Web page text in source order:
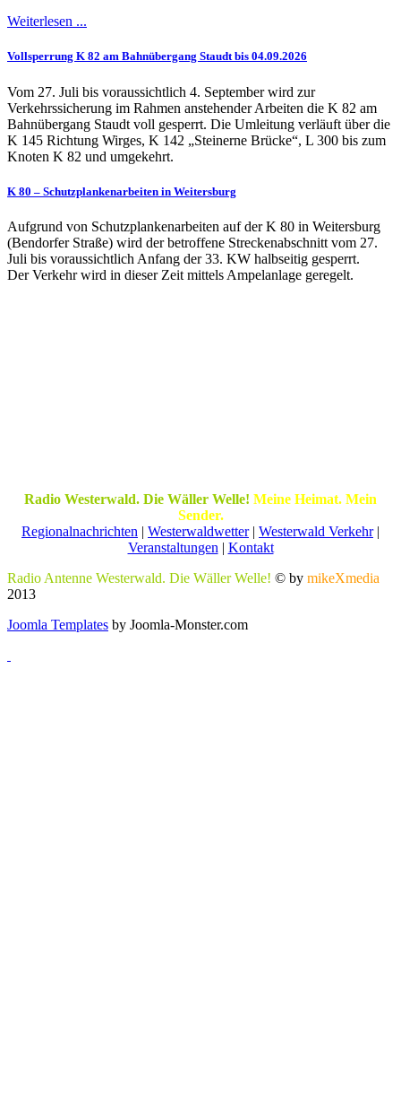
Weiterlesen ...
Vollsperrung K 82 am Bahnübergang Staudt bis 04.09.2026
Vom 27. Juli bis voraussichtlich 4. September wird zur
Verkehrssicherung im Rahmen anstehender Arbeiten die K 82 am
Bahnübergang Staudt voll gesperrt. Die Umleitung verläuft über die
K 145 Richtung Wirges, K 142 „Steinerne Brücke“, L 300 bis zum
Knoten K 82 und umgekehrt.
K 80 – Schutzplankenarbeiten in Weitersburg
Aufgrund von Schutzplankenarbeiten auf der K 80 in Weitersburg
(Bendorfer Straße) wird der betroffene Streckenabschnitt vom 27.
Juli bis voraussichtlich Anfang der 33. KW halbseitig gesperrt.
Der Verkehr wird in dieser Zeit mittels Ampelanlage geregelt.
Radio Westerwald. Die Wäller Welle! Meine Heimat. Mein
Sender.
Regionalnachrichten | Westerwaldwetter| Westerwald Verkehr|
Veranstaltungen | Kontakt
Radio Antenne Westerwald. Die Wäller Welle! © by mikeXmedia
2013
Joomla Templates by Joomla-Monster.com